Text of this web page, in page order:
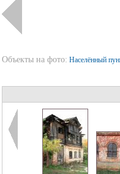
Объекты на фото: Населённый